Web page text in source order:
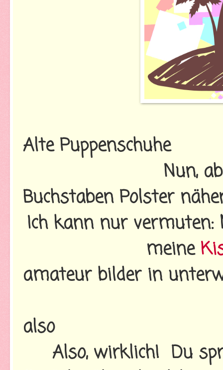
Alte Puppenschuhe
Nun,
Buchstaben Polster
Ich kann nur
meine
amateur bilder in
also
Also, wirklich! Du